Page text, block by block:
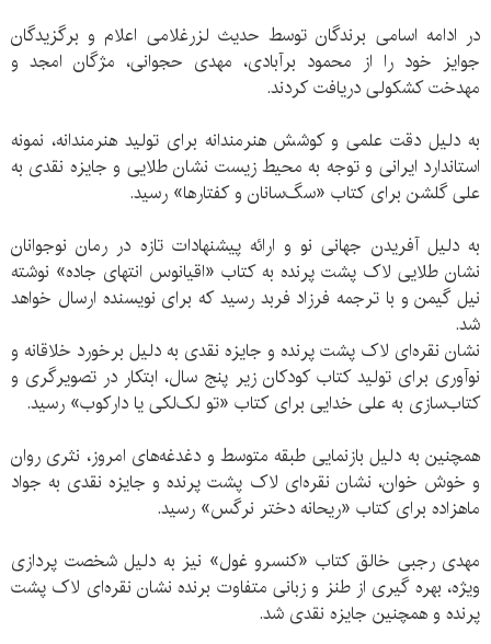
در ادامه اسامی برندگان توسط حدیث لزرغلامی اعلام و برگزیدگان
جوایز خود را از محمود برآبادی، مهدی حجوانی، مژگان امجد و
مهدخت کشکولی دریافت کردند.
به دلیل دقت علمی‏ و کوشش هنرمندانه برای تولید هنرمندانه‏، نمونه
استاندارد ایرانی و توجه به محیط زیست نشان طلایی و جایزه نقدی به
علی گلشن برای کتاب «سگ‌سانان و کفتارها» رسید.
به دلیل آفریدن جهانی نو و ارائه پیشنهادات تازه در رمان نوجوانان
نشان طلایی لاک پشت پرنده به کتاب «اقیانوس انتهای جاده» نوشته
نیل گیمن و با ترجمه فرزاد فربد رسید که برای نویسنده ارسال خواهد
شد.
نشان نقره‌ای لاک پشت پرنده و جایزه نقدی به دلیل برخورد خلاقانه و
نوآوری برای تولید کتاب کودکان زیر پنج سال، ابتکار در تصویرگری و
کتاب‌سازی به علی خدایی برای کتاب «تو لک‌لکی یا دارکوب» رسید.
همچنین به دلیل بازنمایی طبقه متوسط‏ و دغدغه‌های امروز، نثری روان
و خوش خوان، نشان نقره‌ای لاک پشت پرنده و جایزه نقدی به جواد
ماهزاده برای کتاب «ریحانه دختر نرگس» رسید.
مهدی رجبی خالق کتاب «کنسرو غول» نیز به دلیل شخصت پردازی
ویژه، بهره گیری از طنز و زبانی متفاوت برنده نشان نقره‌ای لاک پشت
پرنده و همچنین جایزه نقدی شد.